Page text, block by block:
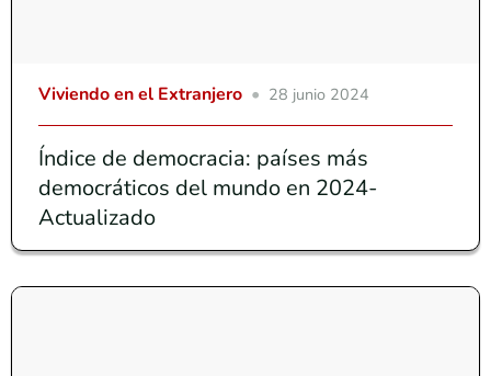
Viviendo en el Extranjero 28 junio 2024
Índice de democracia: países más
democráticos del mundo en 2024-
Actualizado